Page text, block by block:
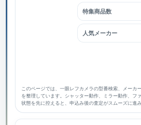
特集商品数
人気メーカー
このページでは、一眼レフカメラの型番検索、メーカ
を整理しています。シャッター動作、ミラー動作、フ
状態を先に控えると、申込み後の査定がスムーズに進み